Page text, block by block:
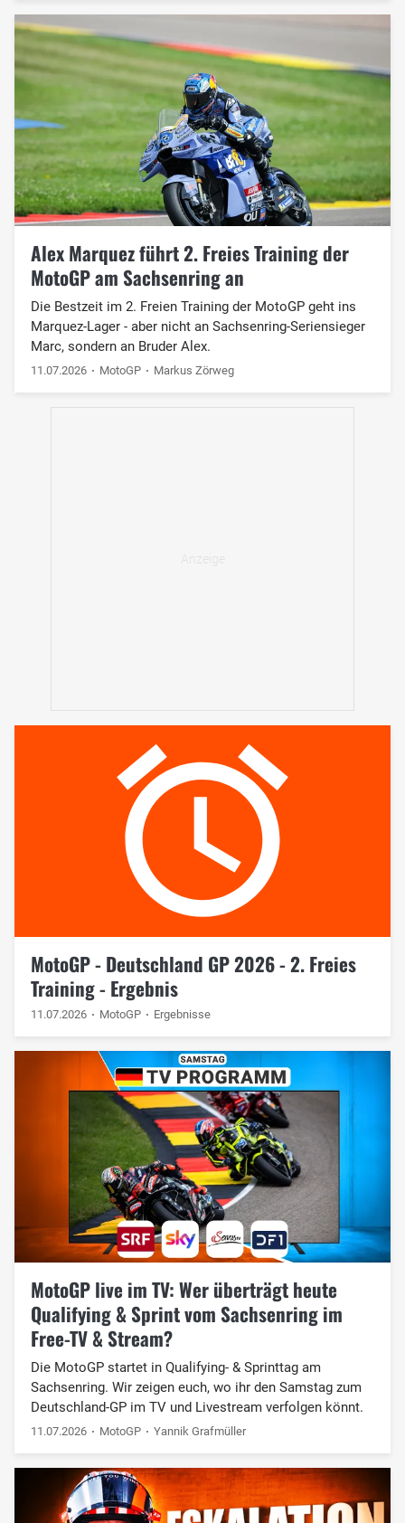
Alex Marquez führt 2. Freies Training der
MotoGP am Sachsenring an
Die Bestzeit im 2. Freien Training der MotoGP geht ins
Marquez-Lager - aber nicht an Sachsenring-Seriensieger
Marc, sondern an Bruder Alex.
11.07.2026 MotoGP Markus Zörweg
MotoGP - Deutschland GP 2026 - 2. Freies
Training - Ergebnis
11.07.2026 MotoGP Ergebnisse
MotoGP live im TV: Wer überträgt heute
Qualifying & Sprint vom Sachsenring im
Free-TV & Stream?
Die MotoGP startet in Qualifying- & Sprinttag am
Sachsenring. Wir zeigen euch, wo ihr den Samstag zum
Deutschland-GP im TV und Livestream verfolgen könnt.
11.07.2026 MotoGP Yannik Grafmüller